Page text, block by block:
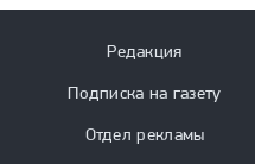
Редакция
Подписка на газету
Отдел рекламы